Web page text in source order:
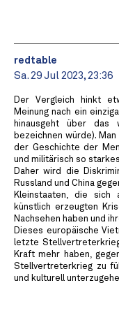
redtable
Sa. 29 Jul 2023, 23:36
Der Vergleich hinkt
Meinung nach ein
hinausgeht über das
bezeichnen würde).
der Geschichte der
und militärisch so
Daher wird die
Russland und China
Kleinstaaten, die
künstlich erzeugten
Nachsehen haben und
Dieses europäische
letzte
Kraft mehr haben,
Stellvertreterkrieg zu
und kulturell